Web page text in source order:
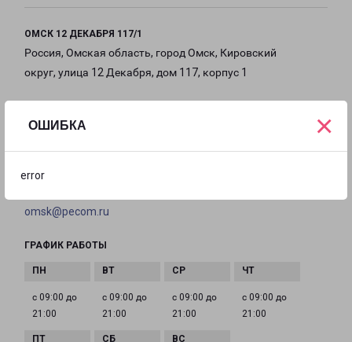
ОШИБКА
error
×
ОМСК 12 ДЕКАБРЯ 117/1
Россия, Омская область, город Омск, Кировский
округ, улица 12 Декабря, дом 117, корпус 1
omsk@pecom.ru
ГРАФИК РАБОТЫ
с 09:00 до
21:00
с 09:00 до
21:00
с 09:00 до
21:00
с 09:00 до
21:00